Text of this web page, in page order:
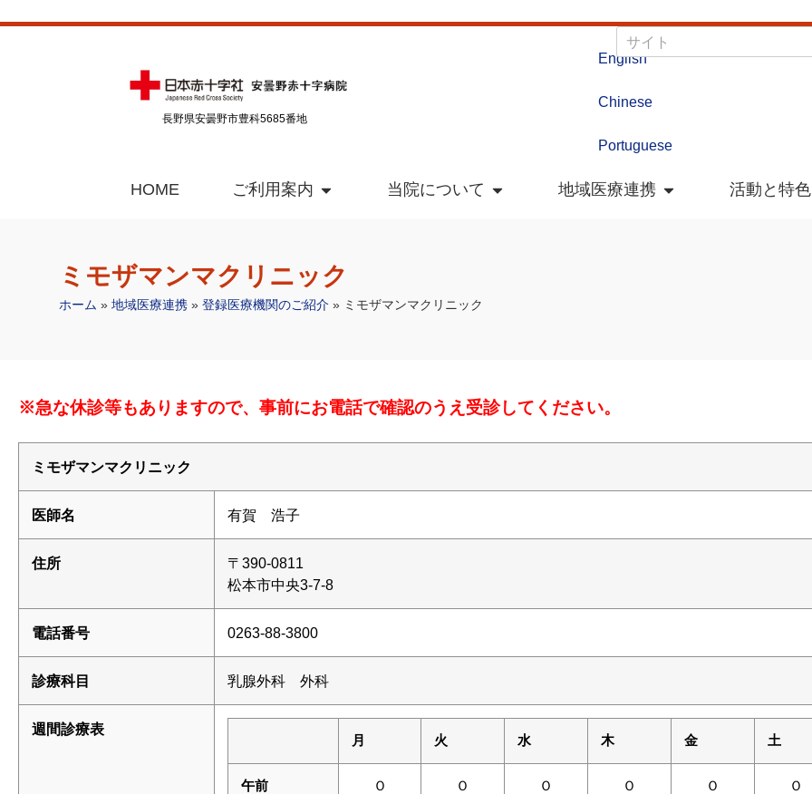
長野県安曇野市豊科5685番地
English
Chinese
Portuguese
HOME ご利用案内 当院について 地域医療連携 活動と特色
ミモザマンマクリニック
ホーム » 地域医療連携 » 登録医療機関のご紹介 » ミモザマンマクリニック
※急な休診等もありますので、事前にお電話で確認のうえ受診してください。
ミモザマンマクリニック
医師名 有賀 浩子
住所
〒390-0811
松本市中央3-7-8
電話番号 0263-88-3800
診療科目 乳腺外科 外科
週間診療表
月 火 水 木 金 土
午前 Ｏ Ｏ Ｏ Ｏ Ｏ Ｏ